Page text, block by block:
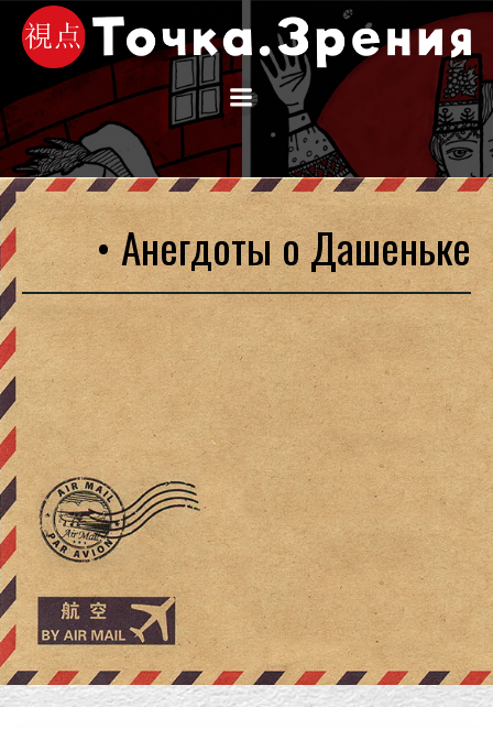
Перейти
к
содержимому
• Анегдоты о Дашеньке